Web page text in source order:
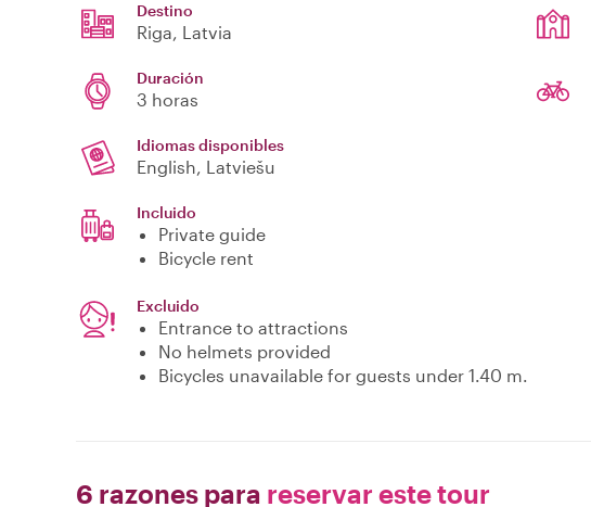
Destino
Riga, Latvia
Duración
3 horas
Idiomas disponibles
English, Latviešu
Incluido
Private guide
Bicycle rent
Excluido
Entrance to attractions
No helmets provided
Bicycles unavailable for guests under 1.40 m.
6 razones para reservar este tour